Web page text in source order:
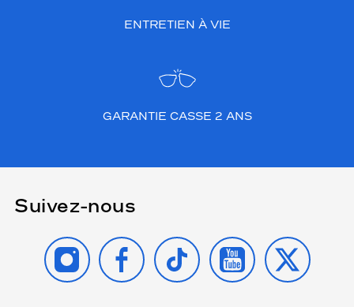
ENTRETIEN À VIE
GARANTIE CASSE 2 ANS
Suivez-nous
INSTAGRAMFACEBOOK
TIKTOK YOUTUBE
X